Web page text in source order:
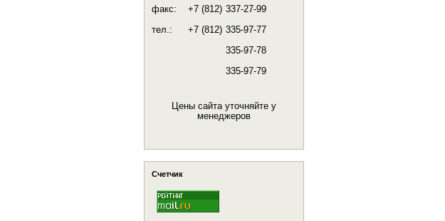
факс:
+7 (812) 337-27-99
тел.:
+7 (812) 335-97-77
335-97-78
335-97-79
Цены сайта уточняйте у
менеджеров
Счетчик